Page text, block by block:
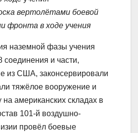
вертолётами боевой
фронта в ходе учения
наземной фазы учения
и части,
из США, законсервировали
тяжёлое вооружение и
на американских складах в
101-й воздушно-
провёл боевые